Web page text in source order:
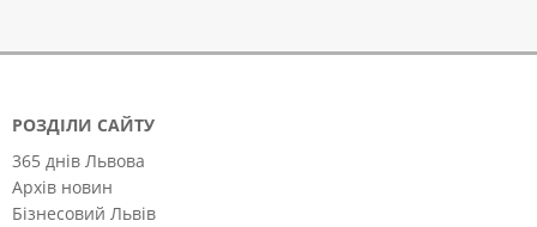
РОЗДІЛИ САЙТУ
365 днів Львова
Архів новин
Бізнесовий Львів